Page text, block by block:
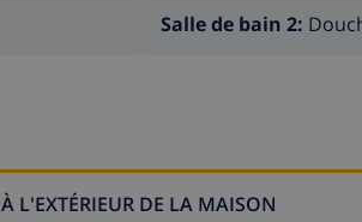
Salle de bain 2:
À L'EXTÉRIEUR DE LA MAISON